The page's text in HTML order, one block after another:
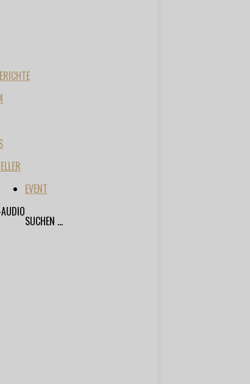
EVENT
SUCHEN ...